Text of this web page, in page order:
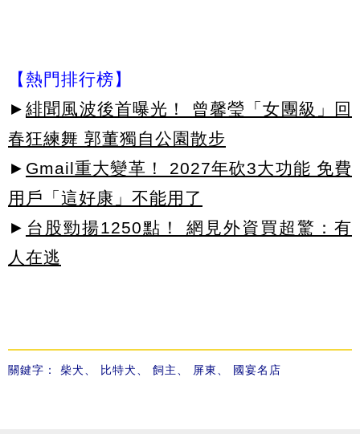
【熱門排行榜】
► 緋聞風波後首曝光！ 曾馨瑩「女團級」回
春狂練舞 郭董獨自公園散步
► Gmail重大變革！ 2027年砍3大功能 免費
用戶「這好康」不能用了
► 台股勁揚1250點！ 網見外資買超驚：有
人在逃
關鍵字： 柴犬、 比特犬、 飼主、 屏東、 國宴名店